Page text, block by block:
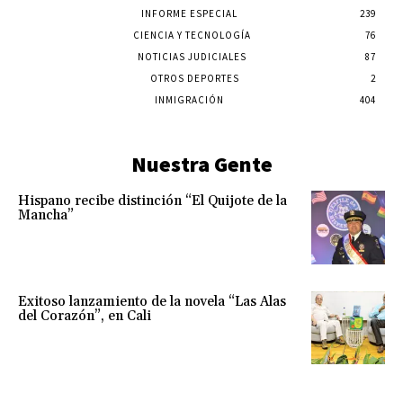
INFORME ESPECIAL
239
CIENCIA Y TECNOLOGÍA
76
NOTICIAS JUDICIALES
87
OTROS DEPORTES
2
INMIGRACIÓN
404
Nuestra Gente
Hispano recibe distinción “El Quijote de la
Mancha”
Exitoso lanzamiento de la novela “Las Alas
del Corazón”, en Cali